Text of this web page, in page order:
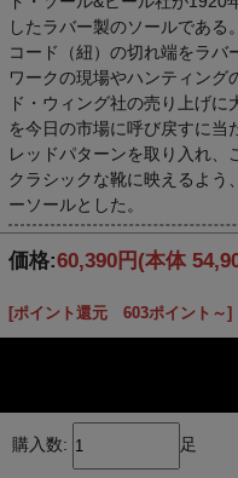
したラバー製のソールである。
コード（紐）の切れ端をラバ
ワークの現場やハンティング
ド・ウィング社の売り上げ
を今日の市場に呼び戻すに当
レッドパターンを取り入れ、
クラシックな靴に映えるよう
ーソールとした。
価格:60,390円 (本体
[ポイント還元 603ポイント～]
購入数: 足